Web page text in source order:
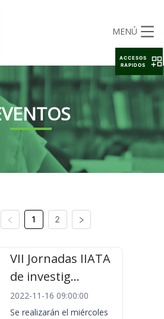
MENÚ
1 2
VII Jornadas IIATA
de investig...
2022-11-16 09:00:00
Se realizarán el miércoles
ACCESOS
RAPIDOS